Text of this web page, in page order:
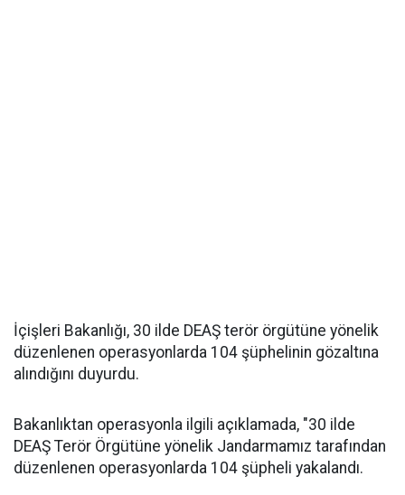
İçişleri Bakanlığı, 30 ilde DEAŞ terör örgütüne yönelik
düzenlenen operasyonlarda 104 şüphelinin gözaltına
alındığını duyurdu.
Bakanlıktan operasyonla ilgili açıklamada, "30 ilde
DEAŞ Terör Örgütüne yönelik Jandarmamız tarafından
düzenlenen operasyonlarda 104 şüpheli yakalandı.